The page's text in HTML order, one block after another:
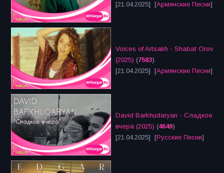
[21.04.2025] [Армянские Песни]
Voices of Artsakh - Shabat Orov
(2025) (7583)
[21.04.2025] [Армянские Песни]
David Barkhudaryan - Сладкое
вчера (2025) (4649)
[21.04.2025] [Русские Песни]